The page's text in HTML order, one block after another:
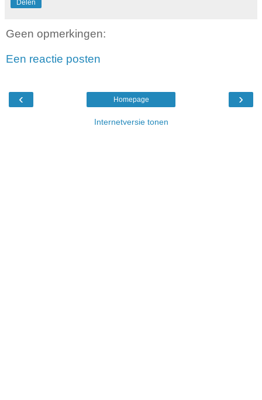
Delen
Geen opmerkingen:
Een reactie posten
‹ ›
Homepage
Internetversie tonen